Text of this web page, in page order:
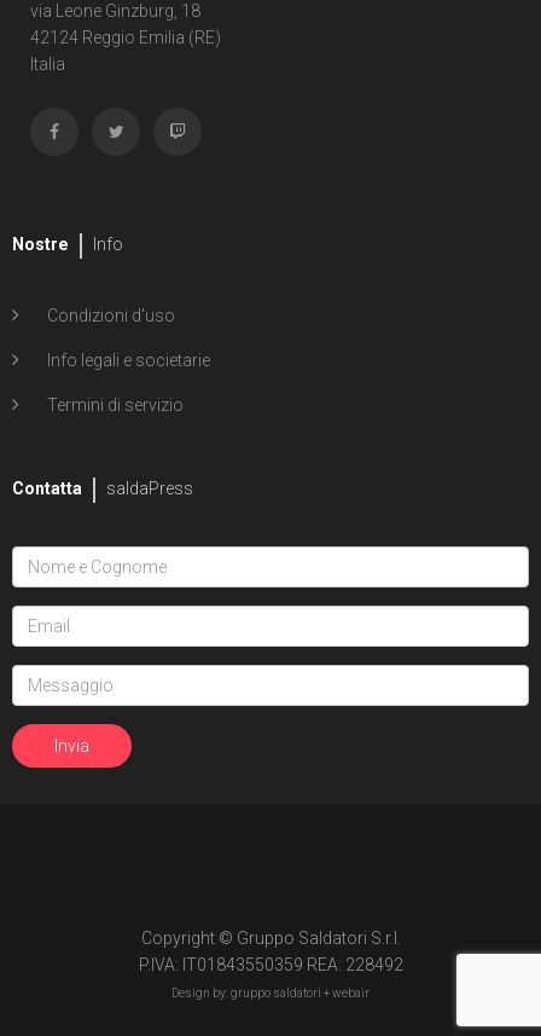
via Leone Ginzburg, 18
42124 Reggio Emilia (RE)
Italia
Nostre Info
Condizioni d'uso
Info legali e societarie
Termini di servizio
Contatta saldaPress
Copyright © Gruppo Saldatori S.r.l.
P.IVA: IT01843550359 REA: 228492
Design by: gruppo saldatori +webair